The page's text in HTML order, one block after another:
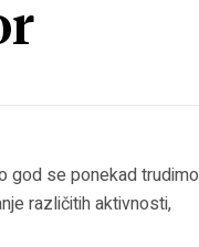
god se ponekad trudimo
različitih aktivnosti,